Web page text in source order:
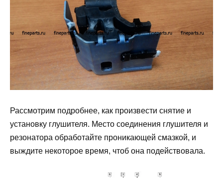
Рассмотрим подробнее, как произвести снятие и
установку глушителя. Место соединения глушителя и
резонатора обработайте проникающей смазкой, и
выждите некоторое время, чтоб она подействовала.